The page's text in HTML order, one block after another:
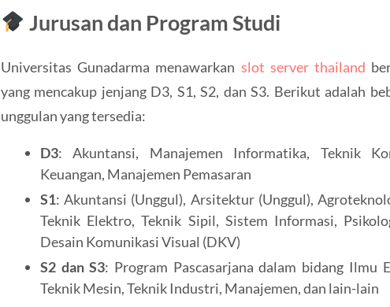
Jurusan dan Program Studi
Universitas Gunadarma menawarkan slot server thailand
yang mencakup jenjang D3, S1, S2, dan S3. Berikut adalah
unggulan yang tersedia:
D3: Akuntansi, Manajemen Informatika, Teknik
Keuangan, Manajemen Pemasaran
S1: Akuntansi (Unggul), Arsitektur (Unggul),
Teknik Elektro, Teknik Sipil, Sistem Informasi,
Desain Komunikasi Visual (DKV)
S2 dan S3: Program Pascasarjana dalam bidang Ilmu
Teknik Mesin, Teknik Industri, Manajemen, dan lain-lain